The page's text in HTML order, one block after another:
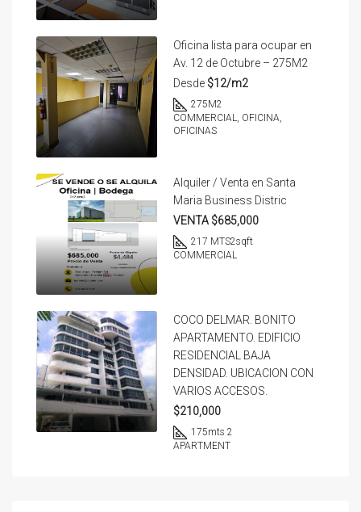
Oficina lista para ocupar en
Av. 12 de Octubre – 275M2
Desde $12/m2
275M2
COMMERCIAL, OFICINA,
OFICINAS
Alquiler / Venta en Santa
Maria Business Distric
VENTA $685,000
217 MTS2sqft
COMMERCIAL
COCO DELMAR. BONITO
APARTAMENTO. EDIFICIO
RESIDENCIAL BAJA
DENSIDAD. UBICACION CON
VARIOS ACCESOS.
$210,000
175mts 2
APARTMENT